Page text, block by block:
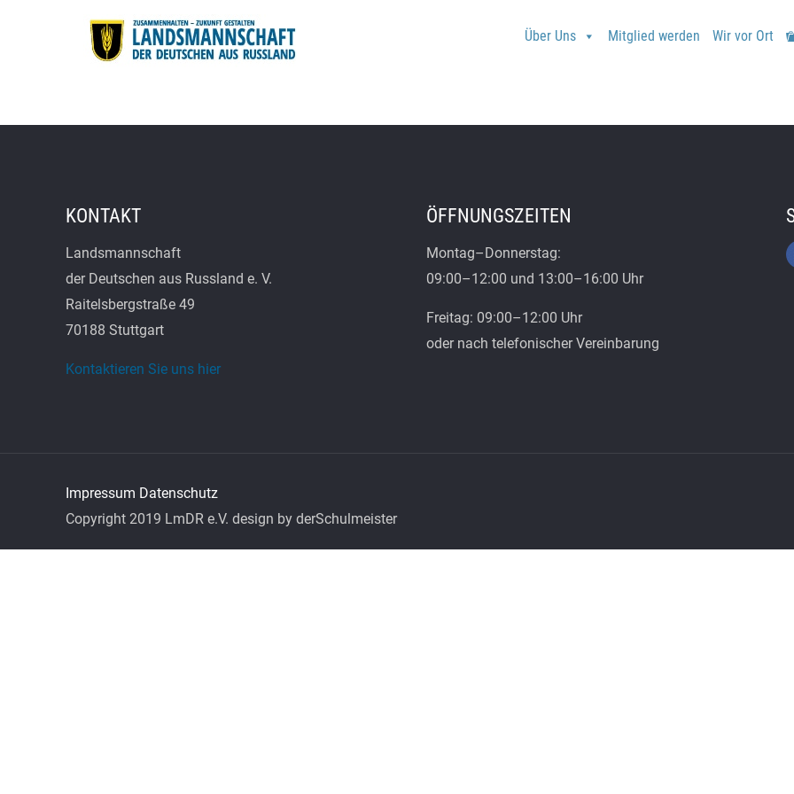
Über Uns Mitglied werden Wir vor Ort
KONTAKT
Landsmannschaft
der Deutschen aus Russland e. V.
Raitelsbergstraße 49
70188 Stuttgart
Kontaktieren Sie uns hier
ÖFFNUNGSZEITEN
Montag–Donnerstag:
09:00–12:00 und 13:00–16:00 Uhr
Freitag: 09:00–12:00 Uhr
oder nach telefonischer Vereinbarung
Impressum Datenschutz
Copyright 2019 LmDR e.V. design by derSchulmeister